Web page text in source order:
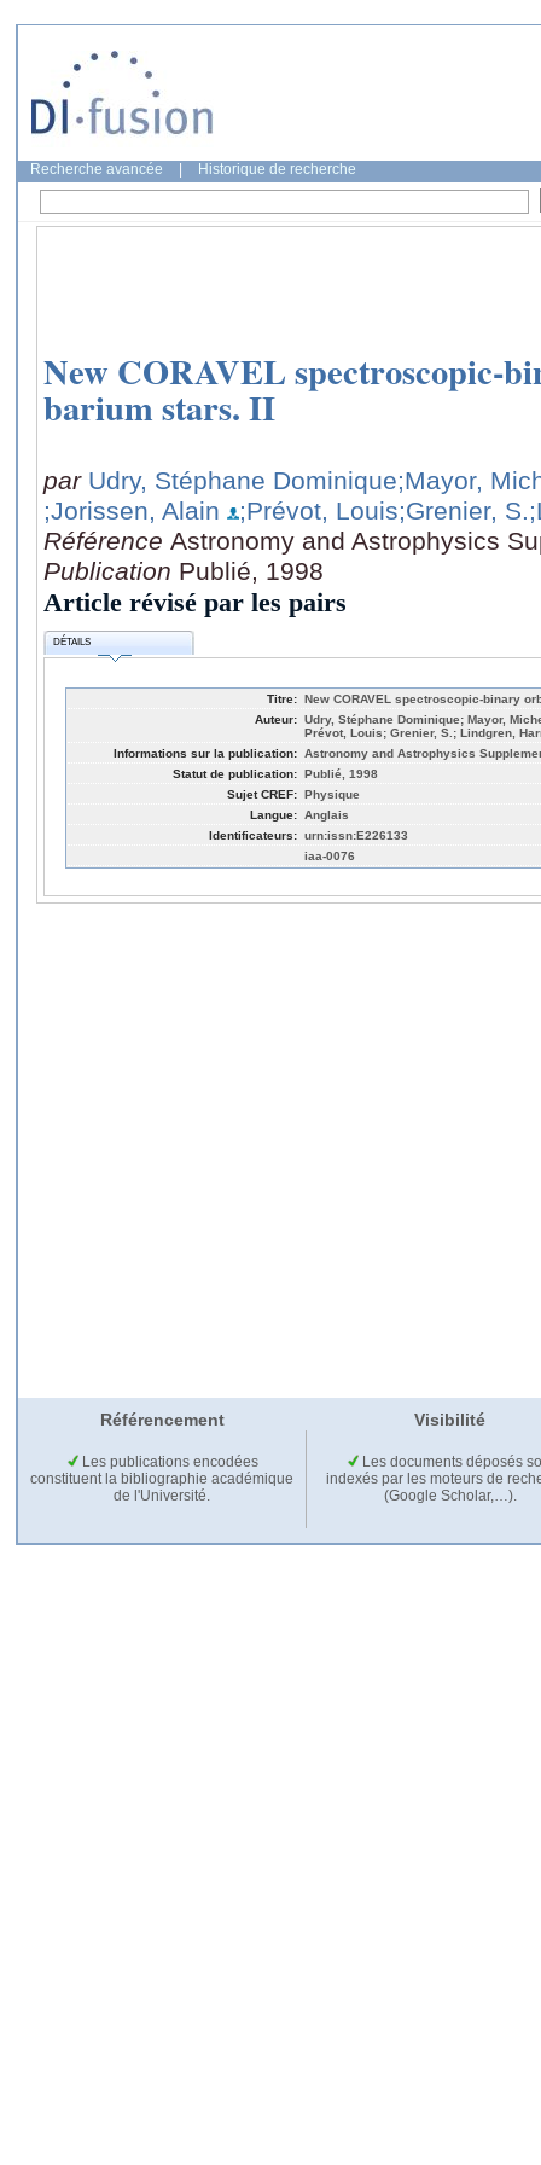
Recherche avancée Historique de recherche
New CORAVEL spectroscopic-
barium stars. II
par Udry, Stéphane Dominique;Mayor,
;Jorissen, Alain
;Prévot, Louis;Grenier, S.
Référence Astronomy and Astrophysics
Publication Publié, 1998
Article révisé par les pairs
DÉTAILS
Titre: New CORAVEL spectroscopic-binary
Auteur: Udry, Stéphane Dominique; Mayor,
Prévot, Louis; Grenier, S.; Lindgren,
Informations sur la publication: Astronomy and Astrophysics
Statut de publication: Publié, 1998
Sujet CREF: Physique
Langue: Anglais
Identificateurs: urn:issn:E226133
iaa-0076
Référencement Visibilité
Les publications encodées
constituent la bibliographie académique
de l'Université.
Les documents déposés
indexés par les moteurs de
(Google Scholar,…).